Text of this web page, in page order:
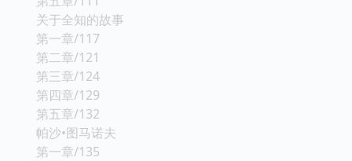
关于全知的故事
第一章/117
第二章/121
第三章/124
第四章/129
第五章/132
帕沙•图马诺夫
第一章/135